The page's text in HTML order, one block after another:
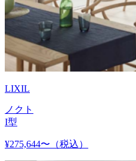
LIXIL
ノクト
I型
¥275,644〜 （税込）